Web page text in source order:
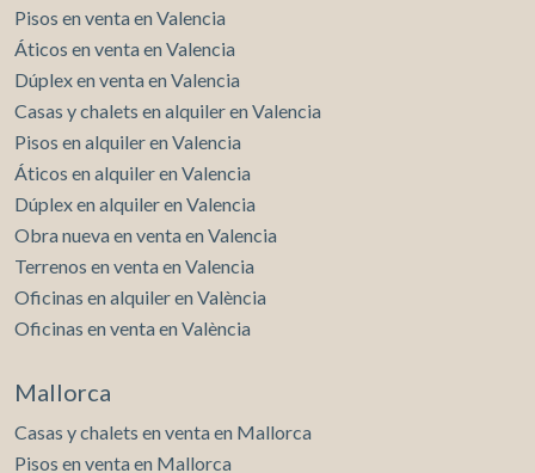
Pisos en venta en Valencia
Áticos en venta en Valencia
Dúplex en venta en Valencia
Casas y chalets en alquiler en Valencia
Pisos en alquiler en Valencia
Áticos en alquiler en Valencia
Dúplex en alquiler en Valencia
Obra nueva en venta en Valencia
Terrenos en venta en Valencia
Oficinas en alquiler en València
Oficinas en venta en València
Mallorca
Casas y chalets en venta en Mallorca
Pisos en venta en Mallorca